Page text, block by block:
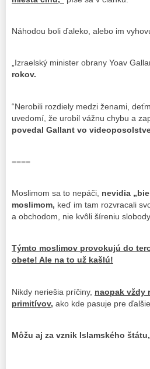
Náhodou boli ďaleko, alebo im
„Izraelský minister obrany Yoav
rokov.
“Nerobili rozdiely medzi ženami,
uvedomí, že urobil vážnu chybu a
povedal Gallant vo
====
Moslimom sa to nepáči, nevidia
moslimom, keď im tam rozvracali
a obchodom, nie kvôli šíreniu
Týmto moslimov provokujú do
obete! Ale na to už kašlú!
Nikdy neriešia príčiny, naopak vždy
primitívov, ako kde pasuje pre
Môžu aj za vznik Islamského